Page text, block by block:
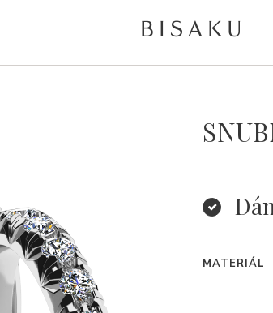
MATERIÁL